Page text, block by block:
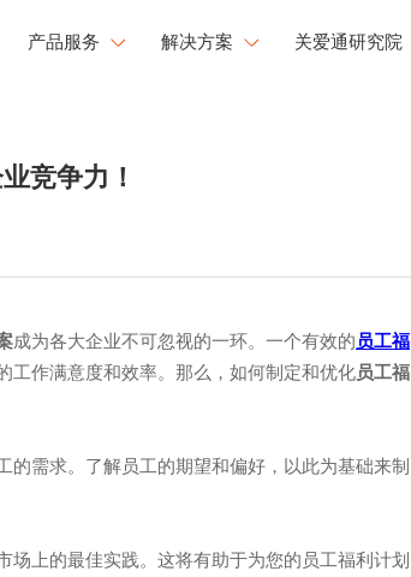
产品服务
员工活力
解决方案 关爱通研究院
竞争力！
成为各大企业不可忽视的一环。一个有效的 员工福
工作满意度和效率。那么，如何制定和优化员工福
需求。了解员工的期望和偏好，以此为基础来制
上的最佳实践。这将有助于为您的员工福利计划